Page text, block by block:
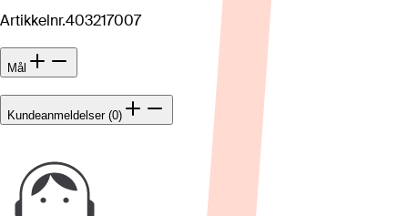
Artikkelnr.403217007
Mål
Kundeanmeldelser (0)